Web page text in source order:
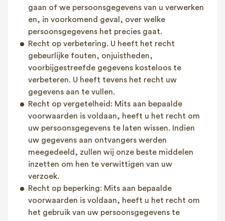
gaan of we persoonsgegevens van u verwerken
en, in voorkomend geval, over welke
persoonsgegevens het precies gaat.
Recht op verbetering. U heeft het recht
gebeurlijke fouten, onjuistheden,
voorbijgestreefde gegevens kosteloos te
verbeteren. U heeft tevens het recht uw
gegevens aan te vullen.
Recht op vergetelheid: Mits aan bepaalde
voorwaarden is voldaan, heeft u het recht om
uw persoonsgegevens te laten wissen. Indien
uw gegevens aan ontvangers werden
meegedeeld, zullen wij onze beste middelen
inzetten om hen te verwittigen van uw
verzoek.
Recht op beperking: Mits aan bepaalde
voorwaarden is voldaan, heeft u het recht om
het gebruik van uw persoonsgegevens te